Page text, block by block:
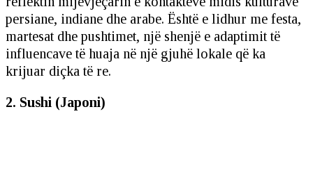
persiane, indiane dhe arabe. Është e lidhur me festa,
martesat dhe pushtimet, një shenjë e adaptimit të
influencave të huaja në një gjuhë lokale që ka
krijuar diçka të re.
2. Sushi (Japoni)